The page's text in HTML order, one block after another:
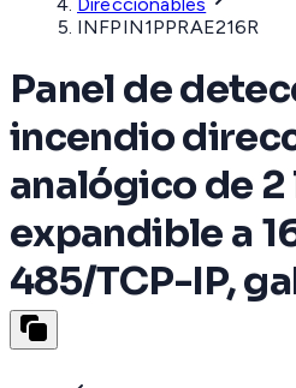
INFPIN1PPRAE216R
Panel de
incendio
analógico de 2
expandible a
485/TCP-IP,